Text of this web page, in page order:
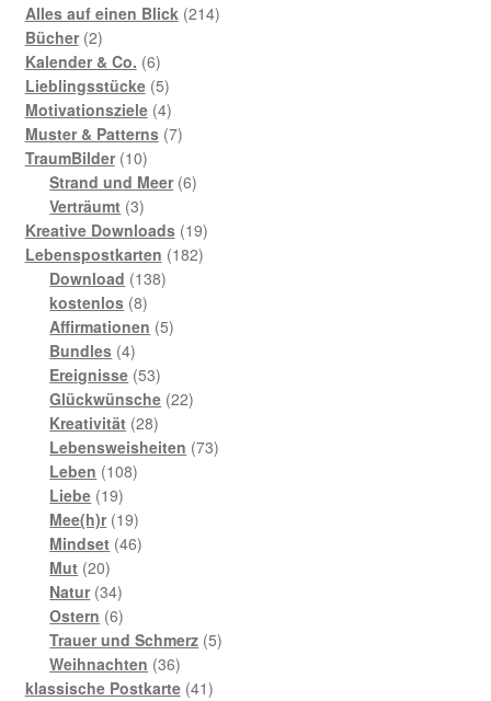
Alles auf einen Blick 214214
Bücher 22
Produkte
Kalender & Co. 66
Produkte
Lieblingsstücke 55
Produkte
Motivationsziele 44
Produkte
Muster & Patterns 77
TraumBilder 1010
Produkte
Strand und Meer 66
Verträumt 33
Produkte
Kreative Downloads 1919
Produkte
Lebenspostkarten 182182
Download 138138
kostenlos 88
Produkte
Affirmationen 55
Bundles 44
Produkte
Ereignisse 5353
Produkte
Glückwünsche 2222
Kreativität 2828
Produkte
Lebensweisheiten 7373
Leben 108108
Liebe 1919
Produkte
Mee(h)r 1919
Produkte
Mindset 4646
Mut 2020
Produkte
Natur 3434
Produkte
Ostern 66
Produkte
Trauer und Schmerz 55
Weihnachten 3636
Produkte
klassische Postkarte 4141